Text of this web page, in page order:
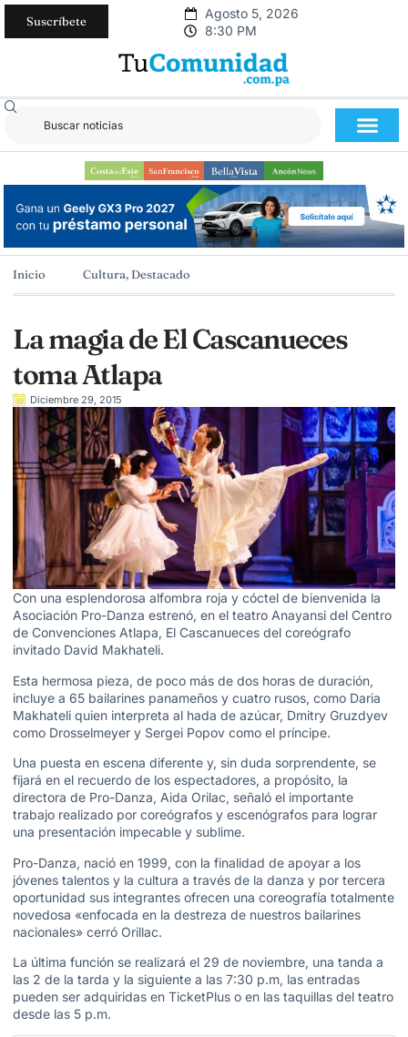
Suscríbete
Agosto 5, 2026
8:30 PM
Inicio Cultura, Destacado
La magia de El Cascanueces
toma Atlapa
Diciembre 29, 2015
Con una esplendorosa alfombra roja y cóctel de bienvenida la
Asociación Pro-Danza estrenó, en el teatro Anayansi del Centro
de Convenciones Atlapa, El Cascanueces del coreógrafo
invitado David Makhateli.
Esta hermosa pieza, de poco más de dos horas de duración,
incluye a 65 bailarines panameños y cuatro rusos, como Daria
Makhateli quien interpreta al hada de azúcar, Dmitry Gruzdyev
como Drosselmeyer y Sergei Popov como el príncipe.
Una puesta en escena diferente y, sin duda sorprendente, se
fijará en el recuerdo de los espectadores, a propósito, la
directora de Pro-Danza, Aida Orilac, señaló el importante
trabajo realizado por coreógrafos y escenógrafos para lograr
una presentación impecable y sublime.
Pro-Danza, nació en 1999, con la finalidad de apoyar a los
jóvenes talentos y la cultura a través de la danza y por tercera
oportunidad sus integrantes ofrecen una coreografía totalmente
novedosa «enfocada en la destreza de nuestros bailarines
nacionales» cerró Orillac.
La última función se realizará el 29 de noviembre, una tanda a
las 2 de la tarda y la siguiente a las 7:30 p.m, las entradas
pueden ser adquiridas en TicketPlus o en las taquillas del teatro
desde las 5 p.m.